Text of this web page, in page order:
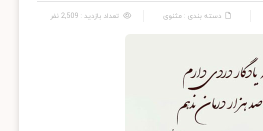
دسته بندی : مثنوی تعداد بازدید : 2,509 نفر